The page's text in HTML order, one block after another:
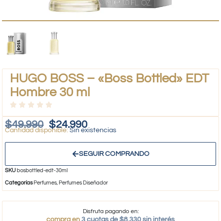
HUGO BOSS – «Boss Bottled» EDT
Hombre 30 ml
$49.990 $24.990
Sin existencias
SEGUIR COMPRANDO
SKU bosbottled-edt-30ml
Categorías Perfumes, Perfumes Diseñador
Disfruta pagando en: